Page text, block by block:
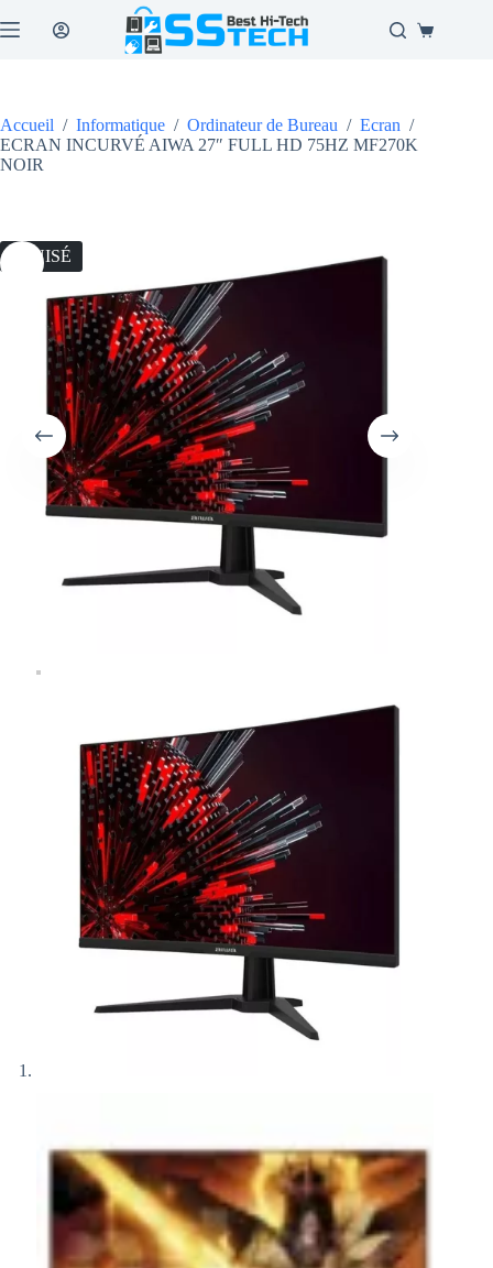
au
Panier
Accueil / Informatique / Ordinateur de Bureau / Ecran /
ECRAN INCURVÉ AIWA 27″ FULL HD 75HZ MF270K
NOIR
ÉPUISÉ